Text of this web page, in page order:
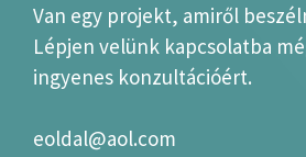
Van egy projekt, amiről
Lépjen velünk kapcsolatba
ingyenes konzultációért.
eoldal@aol.com